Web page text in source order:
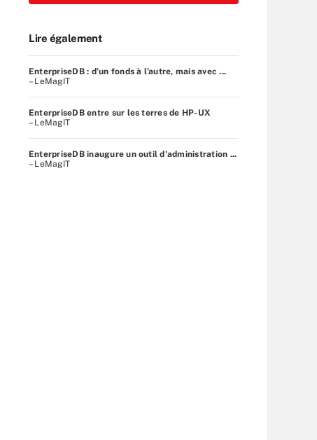
Lire également
EnterpriseDB : d’un fonds à l’autre, mais avec ...
– LeMagIT
EnterpriseDB entre sur les terres de HP-UX
– LeMagIT
EnterpriseDB inaugure un outil d'administration ...
– LeMagIT